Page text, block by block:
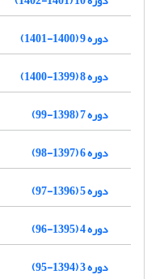
دوره 9 (1400-1401)
دوره 8 (1399-1400)
دوره 7 (1398-99)
دوره 6 (1397-98)
دوره 5 (1396-97)
دوره 4 (1395-96)
دوره 3 (1394-95)